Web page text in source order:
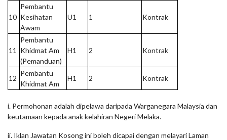
10
Pembantu
Kesihatan
Awam
U1 1 Kontrak
11
Pembantu
Khidmat Am
(Pemanduan)
H1 2 Kontrak
12
Pembantu
Khidmat Am
H1 2 Kontrak
i. Permohonan adalah dipelawa daripada Warganegara Malaysia dan
keutamaan kepada anak kelahiran Negeri Melaka.
ii. Iklan Jawatan Kosong ini boleh dicapai dengan melayari Laman